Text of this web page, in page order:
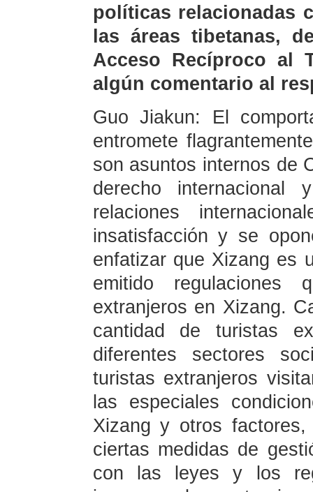
políticas relacionadas
las áreas tibetanas,
Acceso Recíproco al
algún comentario al
Guo Jiakun: El
entromete
son asuntos internos de
derecho
relaciones
insatisfacción y se
enfatizar que Xizang es
emitido
extranjeros en Xizang.
cantidad de turistas
diferentes sectores
turistas extranjeros
las especiales
Xizang y otros
ciertas medidas de
con las leyes y los